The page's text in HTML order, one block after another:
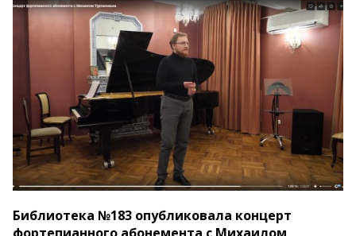
Библиотека №183 опубликовала концерт